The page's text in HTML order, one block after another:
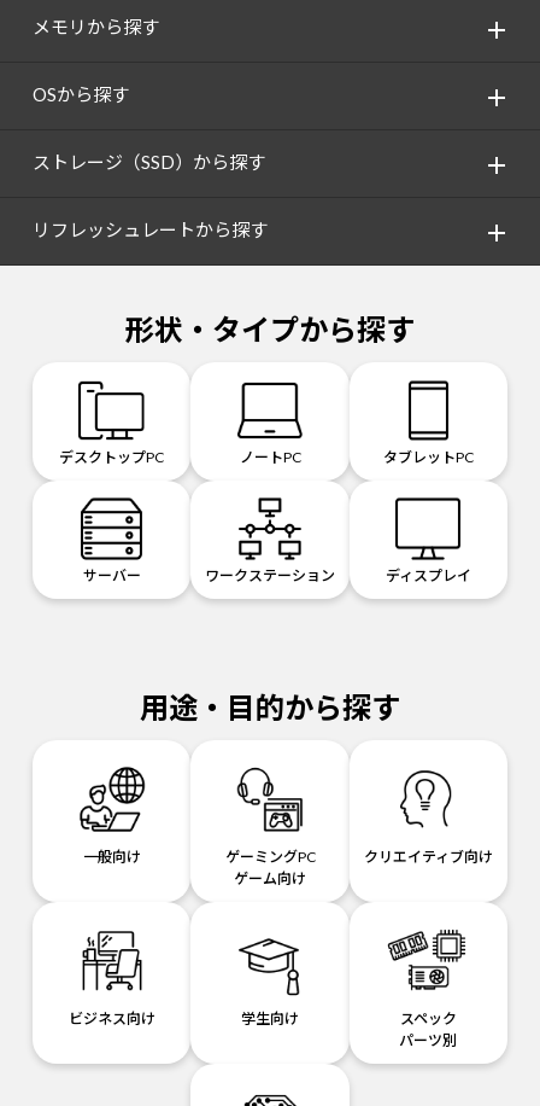
メモリから探す
OSから探す
ストレージ（SSD）から探す
リフレッシュレートから探す
形状・タイプから探す
デスクトップPC ノートPC タブレットPC
サーバー ワークステーション ディスプレイ
用途・目的から探す
一般向け
ゲーミングPC
ゲーム向け
クリエイティブ向け
ビジネス向け 学生向け
スペック
パーツ別